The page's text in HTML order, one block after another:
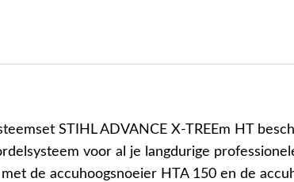
STIHL ADVANCE X-TREEm HT
voor al je langdurige
de accuhoogsnoeier HTA 150 en de